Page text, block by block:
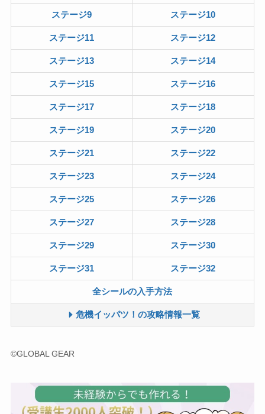
ステージ9 ステージ10
ステージ11 ステージ12
ステージ13 ステージ14
ステージ15 ステージ16
ステージ17 ステージ18
ステージ19 ステージ20
ステージ21 ステージ22
ステージ23 ステージ24
ステージ25 ステージ26
ステージ27 ステージ28
ステージ29 ステージ30
ステージ31 ステージ32
全シールの入手方法
危機イッパツ！の攻略情報一覧
©GLOBAL GEAR